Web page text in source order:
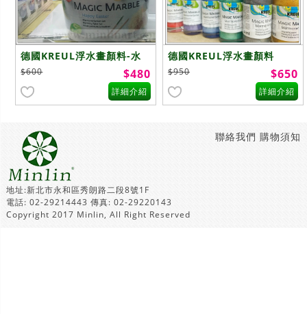
德國KREUL浮水畫顏料-水
筒套組
$600 $480
詳細介紹
德國KREUL浮水畫顏料
$950 $650
詳細介紹
購物須知
聯絡我們
地址:新北市永和區秀朗路二段8號1F
電話: 02-29214443 傳真: 02-29220143
Copyright 2017 Minlin, All Right Reserved